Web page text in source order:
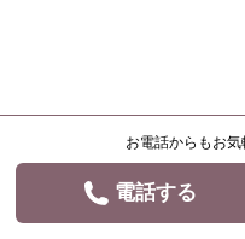
お電話からもお
電話する